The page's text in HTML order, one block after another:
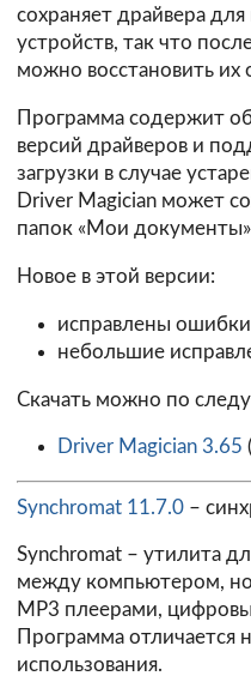
сохраняет драйвера
устройств, так что
можно восстановить их
Программа содержит
версий драйверов и
загрузки в случае
Driver Magician может
папок «Мои документы»
Новое в этой версии:
исправлены
небольшие
Скачать можно по
Driver Magician 3.65
Synchromat 11.7.0 –
Synchromat – утилита
между компьютером,
MP3 плеерами,
Программа отличается
использования.